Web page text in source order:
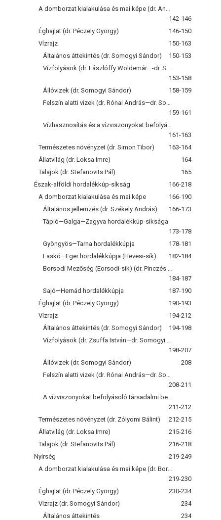
142-146
Éghajlat (dr. Péczely György)
146-150
Vízrajz
150-163
Általános áttekintés (dr. Somogyi Sándor)
150-153
153-158
Állóvizek (dr. Somogyi Sándor)
158-159
159-161
161-163
Természetes növényzet (dr. Simon Tibor)
163-164
Állatvilág (dr. Loksa Imre)
164
Talajok (dr. Stefanovits Pál)
165
Észak-alföldi hordalékkúp-síkság
166-218
A domborzat kialakulása és mai képe
166-190
Általános jellemzés (dr. Székely András)
166-173
Tápió—Galga—Zagyva hordalékkúp-síksága
173-178
Gyöngyös—Tarna hordalékkúpja
178-181
Laskó—Eger hordalékkúpja (Hevesi-sík)
182-184
184-187
Sajó—Hernád hordalékkúpja
187-190
Éghajlat (dr. Péczely György)
190-193
Vízrajz
194-212
Általános áttekintés (dr. Somogyi Sándor)
194-198
198-207
Állóvizek (dr. Somogyi Sándor)
208
208-211
211-212
Természetes növényzet (dr. Zólyomi Bálint)
212-215
Állatvilág (dr. Loksa Imre)
215-216
Talajok (dr. Stefanovits Pál)
216-218
Nyírség
219-249
A domborzat kialakulása és mai képe (dr. Borsy Zoltán)
219-230
Éghajlat (dr. Péczely György)
230-234
Vízrajz (dr. Somogyi Sándor)
234
Általános áttekintés
234